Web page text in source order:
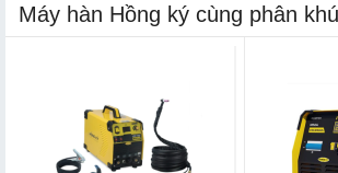
Máy hàn Hồng ký cùng phân